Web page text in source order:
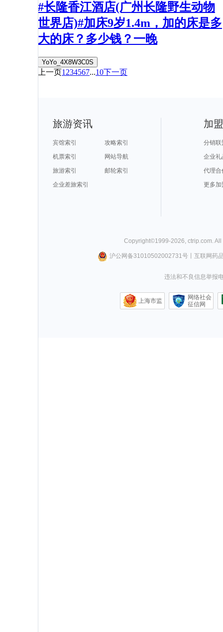
#长隆香江酒店(广州长隆野生动物
世界店)#加床9岁1.4m，加的床是多
大的床？多少钱？一晚
YoYo_4X8W3C0S
上一页1 234567...10下一页
旅游资讯
宾馆索引
攻略索引
机票索引
网站导航
旅游索引
邮轮索引
企业差旅索引
加
分销联
企业礼
代理合
更多加
Copyright©1999-2026, ctrip.com.
沪公网备31010502002731号丨 互联网药
违法和不良信息举报
上海市监
网络社会
征信网